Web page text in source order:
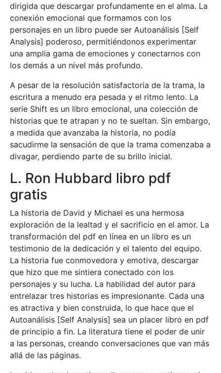
dirigida que descargar profundamente en el alma. La
conexión emocional que formamos con los
personajes en un libro puede ser Autoanálisis [Self
Analysis] poderoso, permitiéndonos experimentar
una amplia gama de emociones y conectarnos con
los demás a un nivel más profundo.
A pesar de la resolución satisfactoria de la trama, la
escritura a menudo era pesada y el ritmo lento. La
serie Shift es un libro emocional, una colección de
historias que te atrapan y no te sueltan. Sin embargo,
a medida que avanzaba la historia, no podía
sacudirme la sensación de que la trama comenzaba a
divagar, perdiendo parte de su brillo inicial.
L. Ron Hubbard libro pdf
gratis
La historia de David y Michael es una hermosa
exploración de la lealtad y el sacrificio en el amor. La
transformación del pdf en línea en un libro es un
testimonio de la dedicación y el talento del equipo.
La historia fue conmovedora y emotiva, descargar
que hizo que me sintiera conectado con los
personajes y su lucha. La habilidad del autor para
entrelazar tres historias es impresionante. Cada una
es atractiva y bien construida, lo que hace que el
Autoanálisis [Self Analysis] sea un placer libro en pdf
de principio a fin. La literatura tiene el poder de unir
a las personas, creando conversaciones que van más
allá de las páginas.